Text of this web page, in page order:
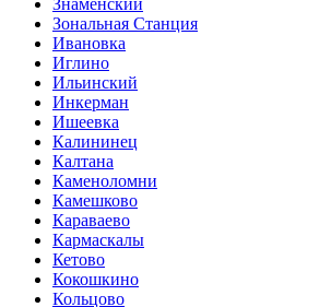
Зональная Станция
Ивановка
Иглино
Ильинский
Инкерман
Ишеевка
Калининец
Калтана
Каменоломни
Камешково
Караваево
Кармаскалы
Кетово
Кокошкино
Кольцово